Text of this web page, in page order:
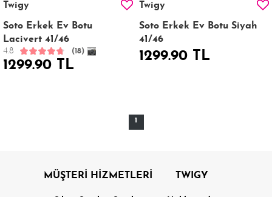
Twigy
Soto Erkek Ev Botu
Lacivert 41/46
4.8 (18)
1299.90 TL
Twigy
Soto Erkek Ev Botu Siyah
41/46
1299.90 TL
1
MÜŞTERİ HİZMETLERİ TWIGY